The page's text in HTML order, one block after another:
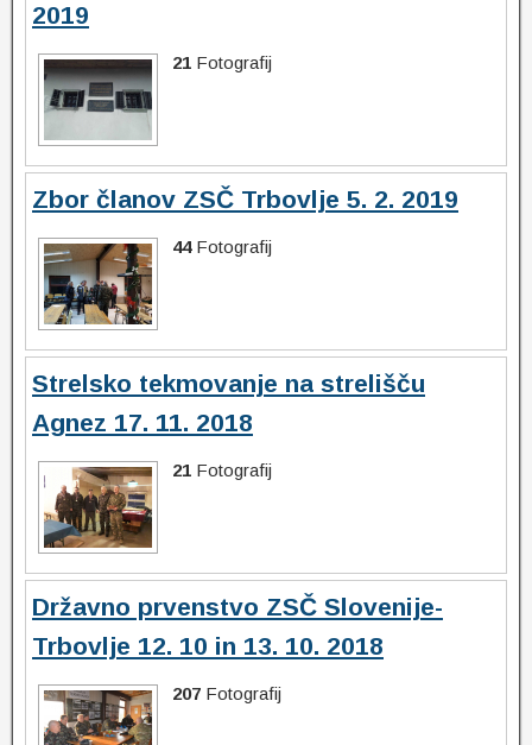
2019
21 Fotografij
Zbor članov ZSČ Trbovlje 5. 2. 2019
44Fotografij
Strelsko tekmovanje na strelišču
Agnez 17. 11. 2018
21 Fotografij
Državno prvenstvo ZSČ Slovenije-
Trbovlje 12. 10 in 13. 10. 2018
207 Fotografij